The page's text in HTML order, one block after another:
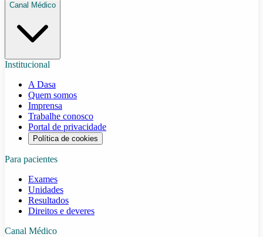
Canal Médico
Institucional
A Dasa
Quem somos
Imprensa
Trabalhe conosco
Portal de privacidade
Política de cookies
Para pacientes
Exames
Unidades
Resultados
Direitos e deveres
Canal Médico